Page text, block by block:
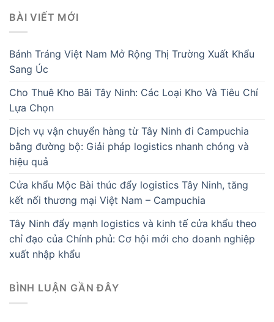
BÀI VIẾT MỚI
Bánh Tráng Việt Nam Mở Rộng Thị Trường Xuất Khẩu
Sang Úc
Cho Thuê Kho Bãi Tây Ninh: Các Loại Kho Và Tiêu Chí
Lựa Chọn
Dịch vụ vận chuyển hàng từ Tây Ninh đi Campuchia
bằng đường bộ: Giải pháp logistics nhanh chóng và
hiệu quả
Cửa khẩu Mộc Bài thúc đẩy logistics Tây Ninh, tăng
kết nối thương mại Việt Nam – Campuchia
Tây Ninh đẩy mạnh logistics và kinh tế cửa khẩu theo
chỉ đạo của Chính phủ: Cơ hội mới cho doanh nghiệp
xuất nhập khẩu
BÌNH LUẬN GẦN ĐÂY